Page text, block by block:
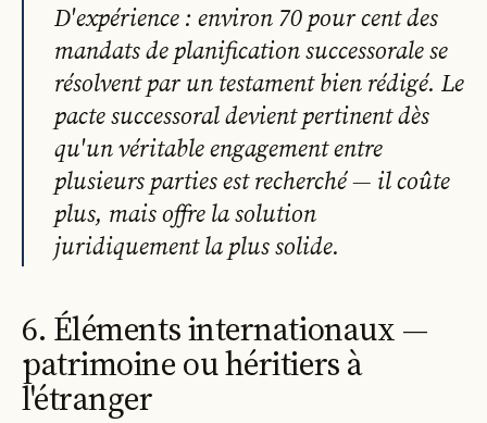
D'expérience : environ 70 pour cent des
mandats de planification successorale se
résolvent par un testament bien rédigé. Le
pacte successoral devient pertinent dès
qu'un véritable engagement entre
plusieurs parties est recherché — il coûte
plus, mais offre la solution
juridiquement la plus solide.
6. Éléments internationaux —
patrimoine ou héritiers à
l'étranger